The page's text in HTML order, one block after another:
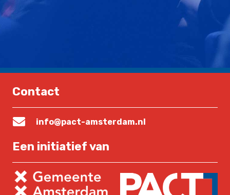
Contact
info@pact-amsterdam.nl
Een initiatief van